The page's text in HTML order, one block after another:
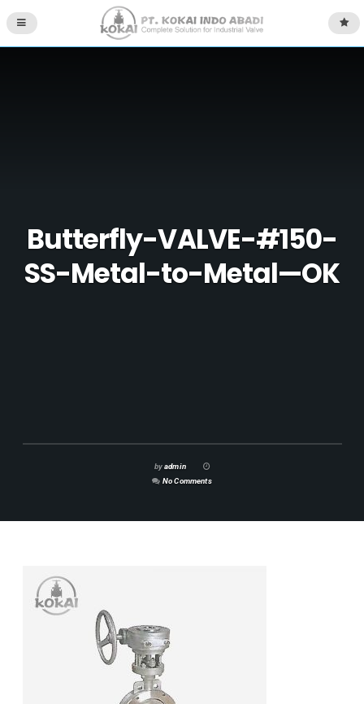
Butterfly-VALVE-#150-
SS-Metal-to-Metal—OK
byadmin
No Comments